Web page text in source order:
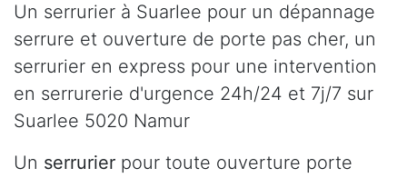
Un serrurier à Suarlee pour un dépannage
serrure et ouverture de porte pas cher, un
serrurier en express pour une intervention
en serrurerie d'urgence 24h/24 et 7j/7 sur
Suarlee 5020 Namur
Un serrurier pour toute ouverture porte